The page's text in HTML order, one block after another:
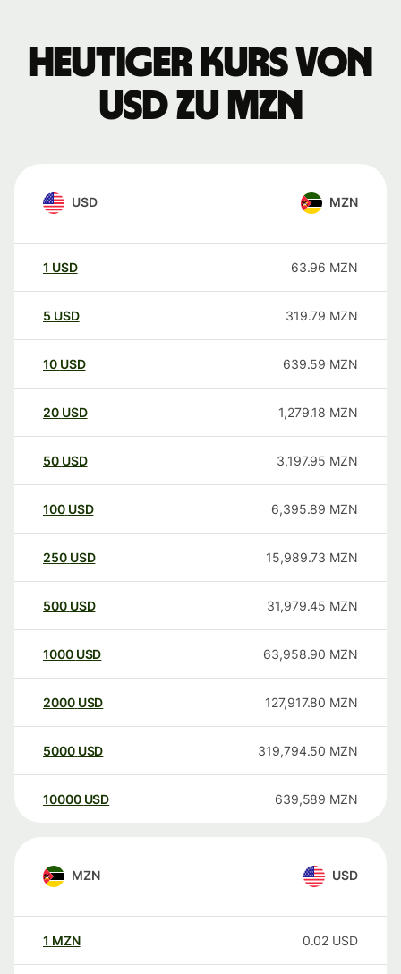
Heutiger Kurs von
USD zu MZN
USD MZN
1 USD 63.96 MZN
5 USD 319.79 MZN
10 USD 639.59 MZN
20 USD 1,279.18 MZN
50 USD 3,197.95 MZN
100 USD 6,395.89 MZN
250 USD 15,989.73 MZN
500 USD 31,979.45 MZN
1000 USD 63,958.90 MZN
2000 USD 127,917.80 MZN
5000 USD 319,794.50 MZN
10000 USD 639,589 MZN
MZN USD
1 MZN 0.02 USD